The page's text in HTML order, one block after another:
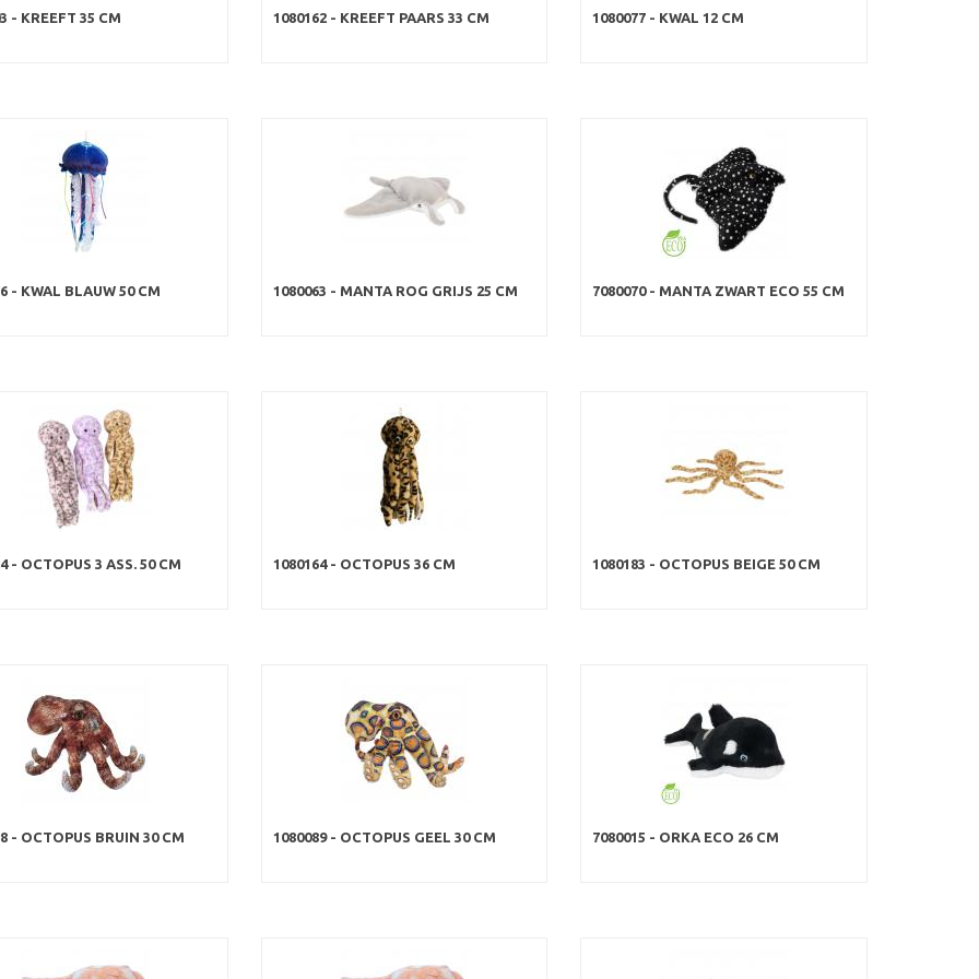
- KREEFT 35 CM 1080162 - KREEFT PAARS 33 CM 1080077 - KWAL 12 CM
- KWAL BLAUW 50 CM 1080063 - MANTA ROG GRIJS 25 CM 7080070 - MANTA ZWART ECO 55 CM
- OCTOPUS 3 ASS. 50 CM 1080164 - OCTOPUS 36 CM 1080183 - OCTOPUS BEIGE 50 CM
- OCTOPUS BRUIN 30 CM 1080089 - OCTOPUS GEEL 30 CM 7080015 - ORKA ECO 26 CM